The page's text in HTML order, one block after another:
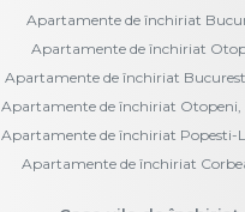
Apartamente de închiriat
Apartamente de închiriat
Apartamente de închiriat
Apartamente de închiriat Otopeni,
Apartamente de închiriat Popesti-
Apartamente de închiriat